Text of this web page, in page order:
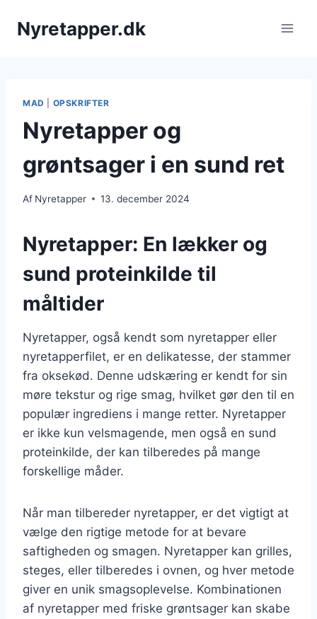
Nyretapper.dk
MAD OPSKRIFTER
Nyretapper og
grøntsager i en sund ret
Af Nyretapper 13. december 2024
Nyretapper: En lækker og
sund proteinkilde til
måltider
Nyretapper, også kendt som nyretapper eller
nyretapperfilet, er en delikatesse, der stammer
fra oksekød. Denne udskæring er kendt for sin
møre tekstur og rige smag, hvilket gør den til en
populær ingrediens i mange retter. Nyretapper
er ikke kun velsmagende, men også en sund
proteinkilde, der kan tilberedes på mange
forskellige måder.
Når man tilbereder nyretapper, er det vigtigt at
vælge den rigtige metode for at bevare
saftigheden og smagen. Nyretapper kan grilles,
steges, eller tilberedes i ovnen, og hver metode
giver en unik smagsoplevelse. Kombinationen
af nyretapper med friske grøntsager kan skabe